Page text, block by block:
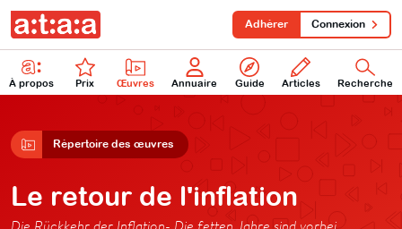
À propos Prix Œuvres Annuaire Guide Articles Recherche
Adhérer Connexion
Répertoire des œuvres
Le retour de l'inflation
Die Rückkehr der Inflation- Die fetten Jahre sind vorbei